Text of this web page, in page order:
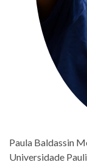
Paula Baldassin
Universidade